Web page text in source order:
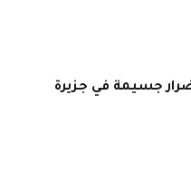
جسيمة في جزيرة